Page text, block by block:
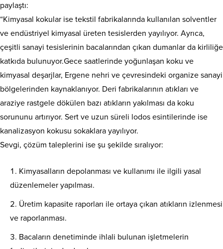
paylaştı:
“Kimyasal kokular ise tekstil fabrikalarında kullanılan solventler
ve endüstriyel kimyasal üreten tesislerden yayılıyor. Ayrıca,
çeşitli sanayi tesislerinin bacalarından çıkan dumanlar da kirliliğe
katkıda bulunuyor.Gece saatlerinde yoğunlaşan koku ve
kimyasal deşarjlar, Ergene nehri ve çevresindeki organize sanayi
bölgelerinden kaynaklanıyor. Deri fabrikalarının atıkları ve
araziye rastgele dökülen bazı atıkların yakılması da koku
sorununu artırıyor. Sert ve uzun süreli lodos esintilerinde ise
kanalizasyon kokusu sokaklara yayılıyor.
Sevgi, çözüm taleplerini ise şu şekilde sıralıyor:
Kimyasalların depolanması ve kullanımı ile ilgili yasal
düzenlemeler yapılması.
Üretim kapasite raporları ile ortaya çıkan atıkların izlenmesi
ve raporlanması.
Bacaların denetiminde ihlali bulunan işletmelerin